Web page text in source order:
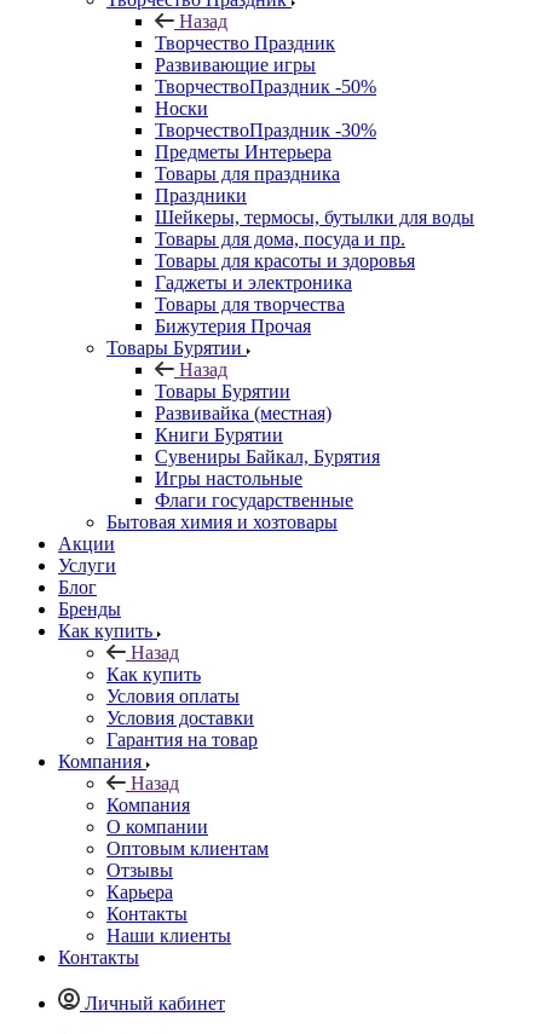
Назад
Творчество Праздник
Развивающие игры
ТворчествоПраздник -50%
Носки
ТворчествоПраздник -30%
Предметы Интерьера
Товары для праздника
Праздники
Шейкеры, термосы, бутылки для воды
Товары для дома, посуда и пр.
Товары для красоты и здоровья
Гаджеты и электроника
Товары для творчества
Бижутерия Прочая
Товары Бурятии
Назад
Товары Бурятии
Развивайка (местная)
Книги Бурятии
Сувениры Байкал, Бурятия
Игры настольные
Флаги государственные
Бытовая химия и хозтовары
Акции
Услуги
Блог
Бренды
Как купить
Назад
Как купить
Условия оплаты
Условия доставки
Гарантия на товар
Компания
Назад
Компания
О компании
Оптовым клиентам
Отзывы
Карьера
Контакты
Наши клиенты
Контакты
Личный кабинет